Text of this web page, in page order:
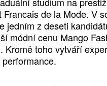
Francais de la Mode. V
jedním z deseti
módní cenu Mango
Kromě toho vytváří